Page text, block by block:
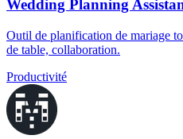
Wedding Planning
Outil de planification de mariage
de table, collaboration.
Productivité